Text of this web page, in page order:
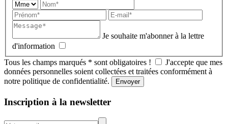
Je souhaite m'abonner à la lettre
d'information
Tous les champs marqués * sont obligatoires !
J'accepte que mes
données personnelles soient collectées et traitées conformément à
notre politique de confidentialité.
Inscription à la newsletter